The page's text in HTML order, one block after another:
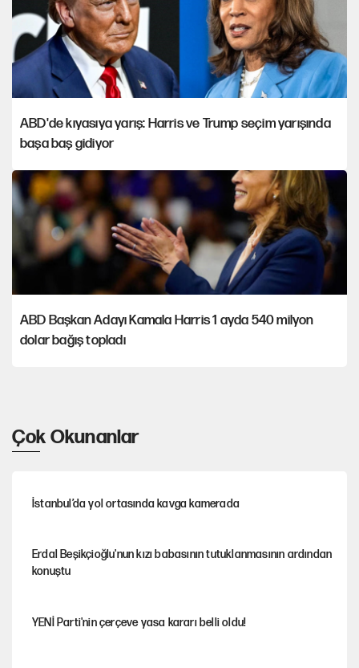
ABD'de kıyasıya yarış: Harris ve Trump seçim yarışında
başa baş gidiyor
ABD Başkan Adayı Kamala Harris 1 ayda 540 milyon
dolar bağış topladı
Çok Okunanlar
İstanbul’da yol ortasında kavga kamerada
Erdal Beşikçioğlu'nun kızı babasının tutuklanmasının ardından
konuştu
YENİ Parti'nin çerçeve yasa kararı belli oldu!